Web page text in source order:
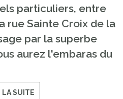
particuliers, entre
rue Sainte Croix de la
par la superbe
aurez l'embaras du
LA SUITE